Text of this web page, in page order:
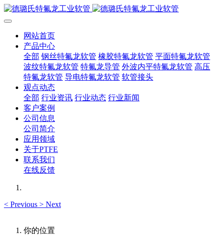
网站首页
产品中心
全部 钢丝特氟龙软管 橡胶特氟龙软管 平面特氟龙软管
波纹特氟龙软管 特氟龙导管 外波内平特氟龙软管 高压
特氟龙软管 导电特氟龙软管 软管接头
观点动态
全部 行业资讯 行业动态 行业新闻
客户案例
公司信息
公司简介
应用领域
关于PTFE
联系我们
在线反馈
< Previous > Next
你的位置